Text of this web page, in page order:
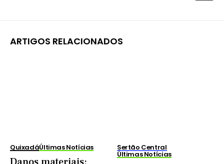
ARTIGOS RELACIONADOS
QuixadáÚltimas Notícias Sertão Central
Últimas Notícias